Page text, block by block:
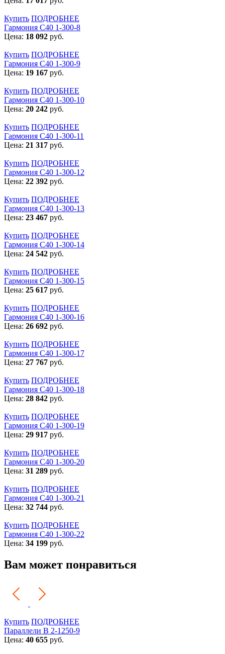
Купить ПОДРОБНЕЕ
Гармония С40 1-300-8
Цена: 18 092 руб.
Купить ПОДРОБНЕЕ
Гармония С40 1-300-9
Цена: 19 167 руб.
Купить ПОДРОБНЕЕ
Гармония С40 1-300-10
Цена: 20 242 руб.
Купить ПОДРОБНЕЕ
Гармония С40 1-300-11
Цена: 21 317 руб.
Купить ПОДРОБНЕЕ
Гармония С40 1-300-12
Цена: 22 392 руб.
Купить ПОДРОБНЕЕ
Гармония С40 1-300-13
Цена: 23 467 руб.
Купить ПОДРОБНЕЕ
Гармония С40 1-300-14
Цена: 24 542 руб.
Купить ПОДРОБНЕЕ
Гармония С40 1-300-15
Цена: 25 617 руб.
Купить ПОДРОБНЕЕ
Гармония С40 1-300-16
Цена: 26 692 руб.
Купить ПОДРОБНЕЕ
Гармония С40 1-300-17
Цена: 27 767 руб.
Купить ПОДРОБНЕЕ
Гармония С40 1-300-18
Цена: 28 842 руб.
Купить ПОДРОБНЕЕ
Гармония С40 1-300-19
Цена: 29 917 руб.
Купить ПОДРОБНЕЕ
Гармония С40 1-300-20
Цена: 31 289 руб.
Купить ПОДРОБНЕЕ
Гармония С40 1-300-21
Цена: 32 744 руб.
Купить ПОДРОБНЕЕ
Гармония С40 1-300-22
Цена: 34 199 руб.
Вам может понравиться
Купить ПОДРОБНЕЕ
Параллели В 2-1250-9
Цена: 40 655 руб.